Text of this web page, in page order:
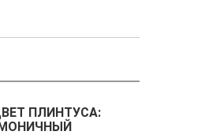
ПЛИНТУСА: